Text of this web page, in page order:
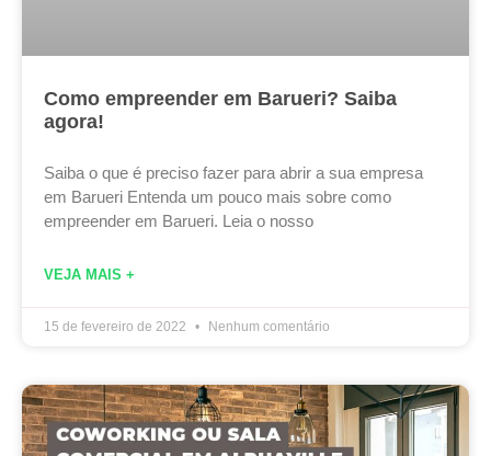
Como empreender em Barueri? Saiba
agora!
Saiba o que é preciso fazer para abrir a sua empresa
em Barueri Entenda um pouco mais sobre como
empreender em Barueri. Leia o nosso
VEJA MAIS +
15 de fevereiro de 2022 Nenhum comentário